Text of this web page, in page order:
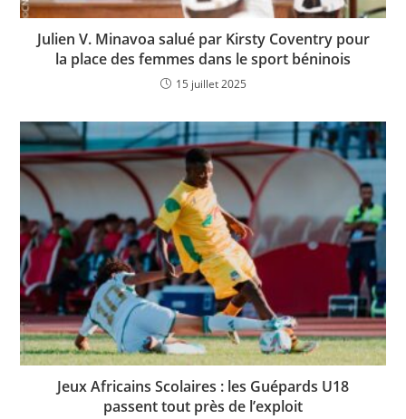
Julien V. Minavoa salué par Kirsty Coventry pour
la place des femmes dans le sport béninois
15 juillet 2025
Jeux Africains Scolaires : les Guépards U18
passent tout près de l’exploit